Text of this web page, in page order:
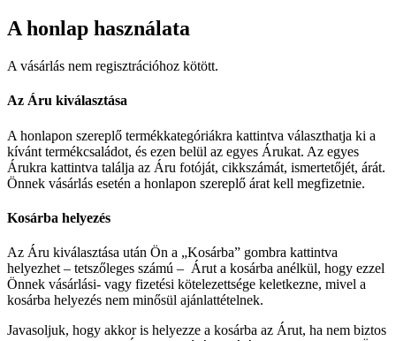
A honlap használata
A vásárlás nem regisztrációhoz kötött.
Az Áru kiválasztása
A honlapon szereplő termékkategóriákra kattintva választhatja ki a
kívánt termékcsaládot, és ezen belül az egyes Árukat. Az egyes
Árukra kattintva találja az Áru fotóját, cikkszámát, ismertetőjét, árát.
Önnek vásárlás esetén a honlapon szereplő árat kell megfizetnie.
Kosárba helyezés
Az Áru kiválasztása után Ön a „Kosárba” gombra kattintva
helyezhet – tetszőleges számú – Árut a kosárba anélkül, hogy ezzel
Önnek vásárlási- vagy fizetési kötelezettsége keletkezne, mivel a
kosárba helyezés nem minősül ajánlattételnek.
Javasoljuk, hogy akkor is helyezze a kosárba az Árut, ha nem biztos